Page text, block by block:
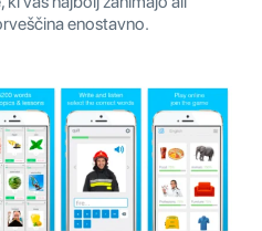
enostavno.